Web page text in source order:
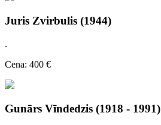
Juris Zvirbulis (1944)
.
Cena: 400 €
Gunārs Vīndedzis (1918 - 1991)